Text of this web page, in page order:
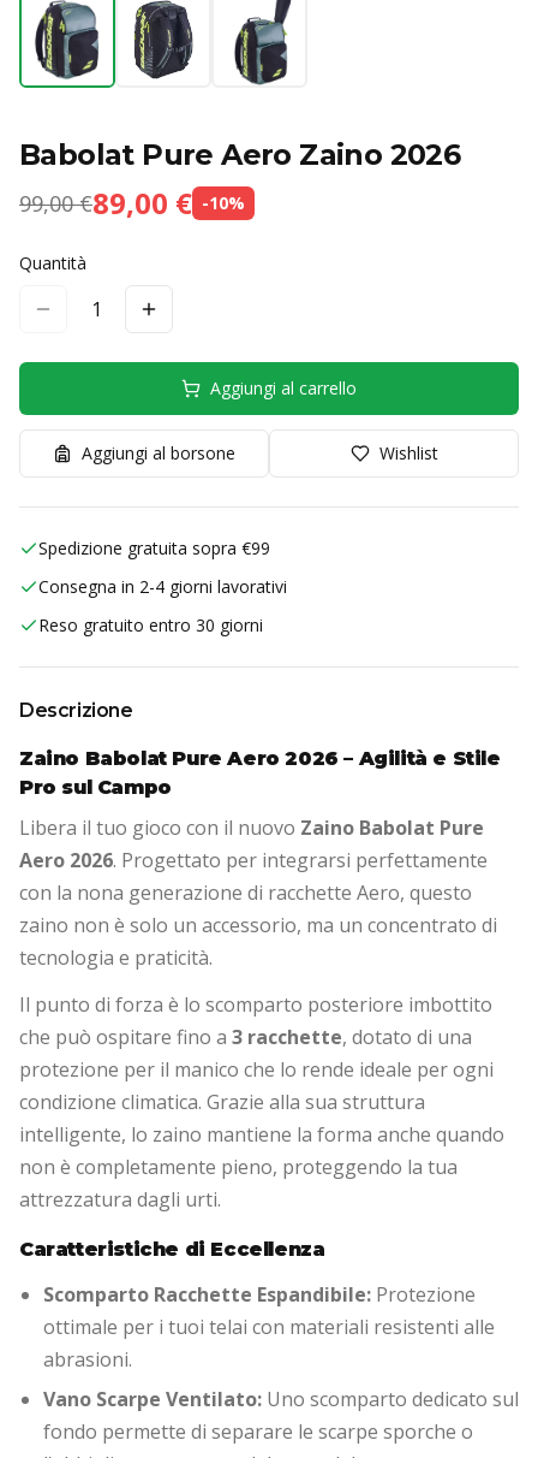
Babolat Pure Aero Zaino 2026
99,00 €89,00 € -10%
Quantità
1
Aggiungi al carrello
Aggiungi al borsone Wishlist
Spedizione gratuita sopra €99
Consegna in 2-4 giorni lavorativi
Reso gratuito entro 30 giorni
Descrizione
Zaino Babolat Pure Aero 2026 – Agilità e Stile
Pro sul Campo
Libera il tuo gioco con il nuovo Zaino Babolat Pure
Aero 2026. Progettato per integrarsi perfettamente
con la nona generazione di racchette Aero, questo
zaino non è solo un accessorio, ma un concentrato di
tecnologia e praticità.
Il punto di forza è lo scomparto posteriore imbottito
che può ospitare fino a 3 racchette, dotato di una
protezione per il manico che lo rende ideale per ogni
condizione climatica. Grazie alla sua struttura
intelligente, lo zaino mantiene la forma anche quando
non è completamente pieno, proteggendo la tua
attrezzatura dagli urti.
Caratteristiche di Eccellenza
Scomparto Racchette Espandibile: Protezione
ottimale per i tuoi telai con materiali resistenti alle
abrasioni.
Vano Scarpe Ventilato: Uno scomparto dedicato sul
fondo permette di separare le scarpe sporche o